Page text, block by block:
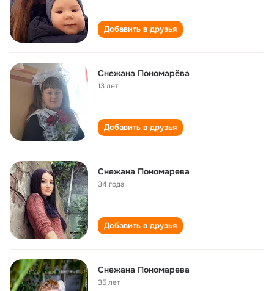
Добавить в друзья
Снежана Пономарёва
13 лет
Добавить в друзья
Снежана Пономарева
34 года
Добавить в друзья
Снежана Пономарева
35 лет